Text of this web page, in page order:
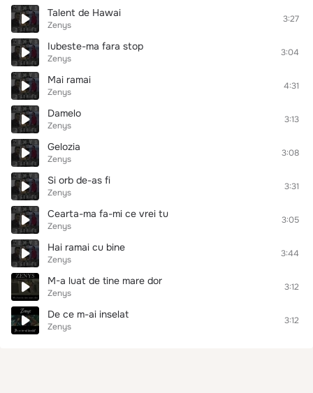
Talent de Hawai
Zenys
3:27
Iubeste-ma fara stop
Zenys
3:04
Mai ramai
Zenys
4:31
Damelo
Zenys
3:13
Gelozia
Zenys
3:08
Si orb de-as fi
Zenys
3:31
Cearta-ma fa-mi ce vrei tu
Zenys
3:05
Hai ramai cu bine
Zenys
3:44
M-a luat de tine mare dor
Zenys
3:12
De ce m-ai inselat
Zenys
3:12